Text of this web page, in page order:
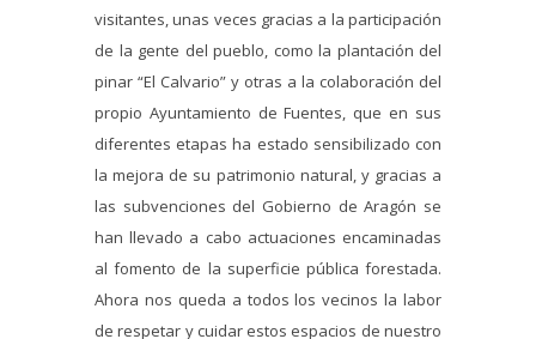
visitantes, unas veces gracias a la participación
de la gente del pueblo, como la plantación del
pinar “El Calvario” y otras a la colaboración del
propio Ayuntamiento de Fuentes, que en sus
diferentes etapas ha estado sensibilizado con
la mejora de su patrimonio natural, y gracias a
las subvenciones del Gobierno de Aragón se
han llevado a cabo actuaciones encaminadas
al fomento de la superficie pública forestada.
Ahora nos queda a todos los vecinos la labor
de respetar y cuidar estos espacios de nuestro